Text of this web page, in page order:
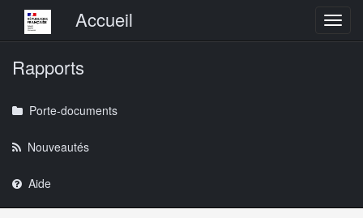
Menu principalAccueil
Rapports
Porte-documents
Nouveautés
Aide